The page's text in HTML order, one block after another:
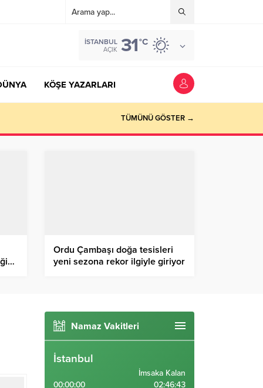
İSTANBUL
AÇIK 31°C
KÖŞE YAZARLARI
TÜMÜNÜ GÖSTER →
Ordu Çambaşı doğa tesisleri
yeni sezona rekor ilgiyle giriyor
Namaz Vakitleri
İstanbul
00:00:00
İmsaka Kalan
02:46:42